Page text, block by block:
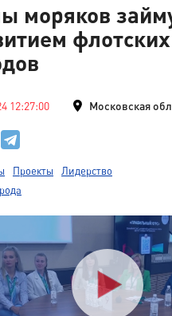
моряков
флотских
12:27:00 Московская
Проекты
Лидерство